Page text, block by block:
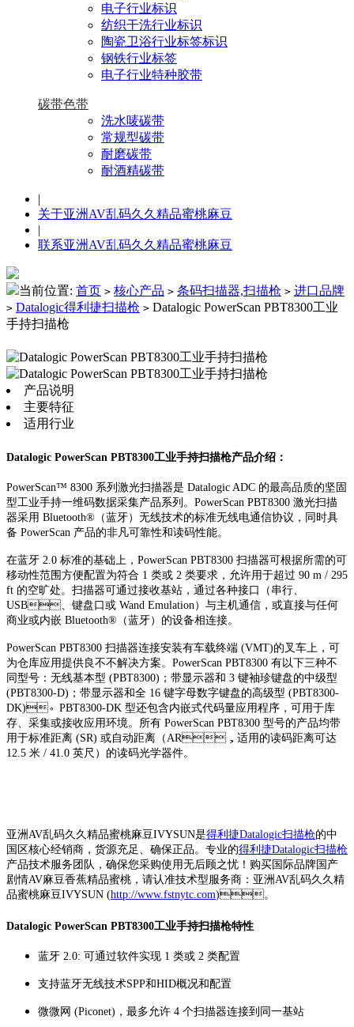
电子行业标识
纺织干洗行业标识
陶瓷卫浴行业标签标识
钢铁行业标签
电子行业特种胶带
碳带色带
洗水唛碳带
常规型碳带
耐磨碳带
耐酒精碳带
|
关于亚洲AV乱码久久精品蜜桃麻豆
|
联系亚洲AV乱码久久精品蜜桃麻豆
当前位置: 首页 > 核心产品 > 条码扫描器,扫描枪 > 进口品牌
> Datalogic得利捷扫描枪 > Datalogic PowerScan PBT8300工业
手持扫描枪
产品说明
主要特征
适用行业
Datalogic PowerScan PBT8300工业手持扫描枪产品介绍：
PowerScan™ 8300 系列激光扫描器是 Datalogic ADC 的最高品质的坚固
型工业手持一维码数据采集产品系列。PowerScan PBT8300 激光扫描
器采用 Bluetooth®（蓝牙）无线技术的标准无线电通信协议，同时具
备 PowerScan 产品的非凡可靠性和读码性能。
在蓝牙 2.0 标准的基础上，PowerScan PBT8300 扫描器可根据所需的可
移动性范围方便配置为符合 1 类或 2 类要求，允许用于超过 90 m / 295
ft 的空旷处。扫描器可通过接收基站，通过各种接口（串行、
USB、键盘口或 Wand Emulation）与主机通信，或直接与任何
商业或内嵌 Bluetooth®（蓝牙）的设备相连接。
PowerScan PBT8300 扫描器连接安装有车载终端 (VMT)的叉车上，可
为仓库应用提供良不不解决方案。PowerScan PBT8300 有以下三种不
同型号：无线基本型 (PBT8300)；带显示器和 3 键袖珍键盘的中级型
(PBT8300-D)；带显示器和全 16 键字母数字键盘的高级型 (PBT8300-
DK)。PBT8300-DK 型还包含内嵌式代码量应用程序，可用于库
存、采集或接收应用环境。所有 PowerScan PBT8300 型号的产品均带
用于标准距离 (SR) 或自动距离（AR，适用的读码距离可达
12.5 米 / 41.0 英尺）的读码光学器件。
亚洲AV乱码久久精品蜜桃麻豆IVYSUN是得利捷Datalogic扫描枪的中
国区核心经销商，货源充足、确保正品。专业的得利捷Datalogic扫描枪
产品技术服务团队，确保您采购使用无后顾之忧！购买国际品牌国产
剧情AV麻豆香蕉精品蜜桃，请认准技术型服务商：亚洲AV乱码久久精
品蜜桃麻豆IVYSUN (http://www.fstnytc.com)。
Datalogic PowerScan PBT8300工业手持扫描枪特性
蓝牙 2.0: 可通过软件实现 1 类或 2 类配置
支持蓝牙无线技术SPP和HID概况和配置
微微网 (Piconet)，最多允许 4 个扫描器连接到同一基站